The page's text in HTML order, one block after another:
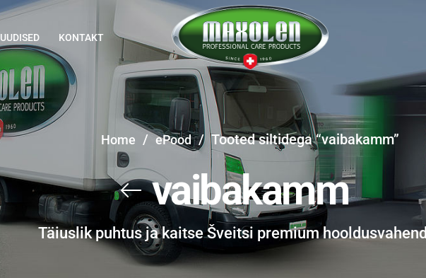
UUDISED KONTAKT
Home / ePood / Tooted siltidega “vaibakamm”
vaibakamm
Täiuslik puhtus ja kaitse Šveitsi premium